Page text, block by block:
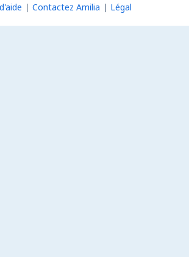
Contactez Amilia Légal